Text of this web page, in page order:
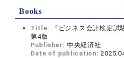
Books
Title:
『ビジネス会計検定
第4版
Publisher: 中央経済社
Date of publication: